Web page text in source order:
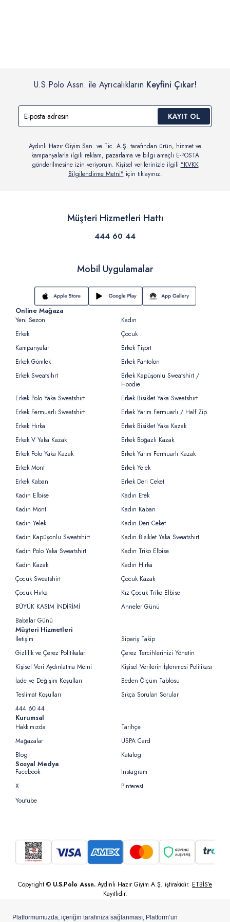
U.S.Polo Assn. ile Ayrıcalıkların Keyfini Çıkar!
KAYIT OL
Aydınlı Hazır Giyim San. ve Tic. A.Ş. tarafından ürün, hizmet ve
kampanyalarla ilgili reklam, pazarlama ve bilgi amaçlı E-POSTA
gönderilmesine izin veriyorum. Kişisel verilerinizle ilgili "KVKK
Bilgilendirme Metni" için tıklayınız.
Müşteri Hizmetleri Hattı
444 60 44
Mobil Uygulamalar
Online Mağaza
Yeni Sezon
Kadın
Erkek
Çocuk
Kampanyalar
Erkek Tişört
Erkek Gömlek
Erkek Pantolon
Erkek Sweatsihrt
Erkek Kapüşonlu Sweatshirt /
Hoodie
Erkek Polo Yaka Sweatshirt
Erkek Bisiklet Yaka Sweatshirt
Erkek Fermuarlı Sweatshirt
Erkek Yarım Fermuarlı / Half Zip
Erkek Hırka
Erkek Bisiklet Yaka Kazak
Erkek V Yaka Kazak
Erkek Boğazlı Kazak
Erkek Polo Yaka Kazak
Erkek Yarım Fermuarlı Kazak
Erkek Mont
Erkek Yelek
Erkek Kaban
Erkek Deri Ceket
Kadın Elbise
Kadın Etek
Kadın Mont
Kadın Kaban
Kadın Yelek
Kadın Deri Ceket
Kadın Kapüşonlu Sweatshirt
Kadın Bisiklet Yaka Sweatshirt
Kadın Polo Yaka Sweatshirt
Kadın Triko Elbise
Kadın Kazak
Kadın Hırka
Çocuk Sweatshirt
Çocuk Kazak
Çocuk Hırka
Kız Çocuk Triko Elbise
BÜYÜK KASIM İNDİRİMİ
Anneler Günü
Babalar Günü
Müşteri Hizmetleri
İletişim
Sipariş Takip
Gizlilik ve Çerez Politikaları
Çerez Tercihlerinizi Yönetin
Kişisel Veri Aydınlatma Metni
Kişisel Verilerin İşlenmesi Politikası
İade ve Değişim Koşulları
Beden Ölçüm Tablosu
Teslimat Koşulları
Sıkça Sorulan Sorular
444 60 44
Kurumsal
Hakkımızda
Tarihçe
Mağazalar
USPA Card
Blog
Katalog
Sosyal Medya
Facebook
Instagram
X
Pinterest
Youtube
Copyright © U.S.Polo Assn. Aydınlı Hazır Giyim A.Ş. iştirakidir. ETBİS’e
Kayıtlıdır.